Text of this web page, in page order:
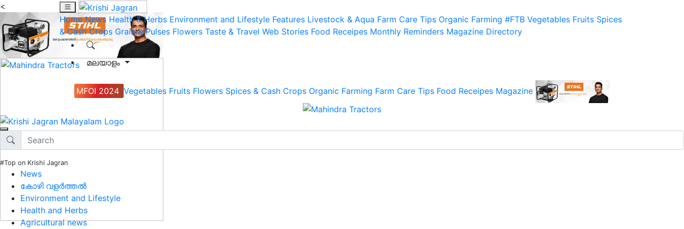
<
Home News Health & Herbs Environment and Lifestyle Features Livestock & Aqua Farm Care Tips Organic Farming #FTB Vegetables Fruits Spices
& Cash Crops Grain & Pulses Flowers Taste & Travel Web Stories Food Receipes Monthly Reminders Magazine Directory
മലയാളം
MFOI 2024 Vegetables Fruits Flowers Spices & Cash Crops Organic Farming Farm Care Tips Food Receipes Magazine
#Top on Krishi Jagran
News
കോഴി വളർത്തൽ
Environment and Lifestyle
Health and Herbs
Agricultural news